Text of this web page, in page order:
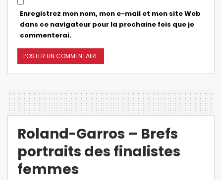
Enregistrez mon nom, mon e-mail et mon site Web
dans ce navigateur pour la prochaine fois que je
commenterai.
Roland-Garros – Brefs
portraits des finalistes
femmes